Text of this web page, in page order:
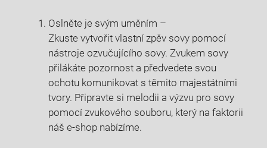
Oslněte je svým uměním⁣ –
Zkuste vytvořit vlastní zpěv sovy pomocí
nástroje ozvučujícího⁢ sovy. Zvukem sovy
⁣přilákáte⁣ pozornost a předvedete​ svou
ochotu komunikovat s těmito ‌majestátními
tvory. Připravte si melodii a výzvu⁢ pro sovy‍
pomocí zvukového souboru,‌ který na faktorii
náš‌ e-shop⁣ nabízíme.